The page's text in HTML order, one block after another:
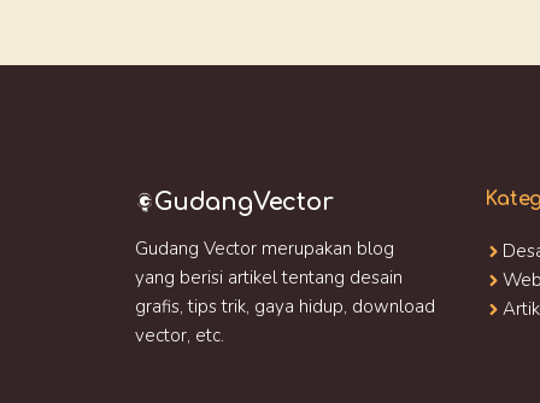
GudangVector
Gudang Vector merupakan blog
yang berisi artikel tentang desain
grafis, tips trik, gaya hidup, download
vector, etc.